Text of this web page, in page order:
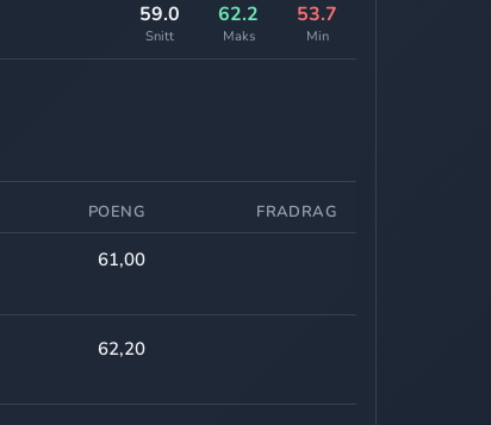
59.0
Snitt
62.2
Maks
53.7
Min
POENG FRADRAG
61,00
62,20